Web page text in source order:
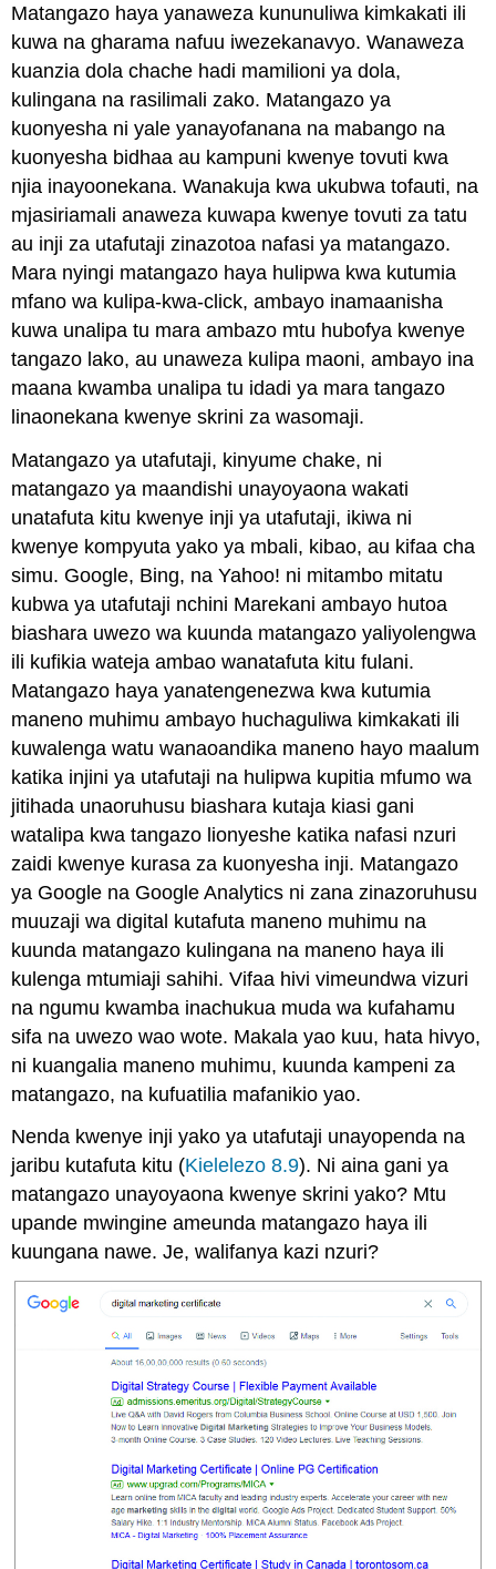
Matangazo haya yanaweza kununuliwa kimkakati ili
kuwa na gharama nafuu iwezekanavyo. Wanaweza
kuanzia dola chache hadi mamilioni ya dola,
kulingana na rasilimali zako. Matangazo ya
kuonyesha ni yale yanayofanana na mabango na
kuonyesha bidhaa au kampuni kwenye tovuti kwa
njia inayoonekana. Wanakuja kwa ukubwa tofauti, na
mjasiriamali anaweza kuwapa kwenye tovuti za tatu
au inji za utafutaji zinazotoa nafasi ya matangazo.
Mara nyingi matangazo haya hulipwa kwa kutumia
mfano wa kulipa-kwa-click, ambayo inamaanisha
kuwa unalipa tu mara ambazo mtu hubofya kwenye
tangazo lako, au unaweza kulipa maoni, ambayo ina
maana kwamba unalipa tu idadi ya mara tangazo
linaonekana kwenye skrini za wasomaji.
Matangazo ya utafutaji, kinyume chake, ni
matangazo ya maandishi unayoyaona wakati
unatafuta kitu kwenye inji ya utafutaji, ikiwa ni
kwenye kompyuta yako ya mbali, kibao, au kifaa cha
simu. Google, Bing, na Yahoo! ni mitambo mitatu
kubwa ya utafutaji nchini Marekani ambayo hutoa
biashara uwezo wa kuunda matangazo yaliyolengwa
ili kufikia wateja ambao wanatafuta kitu fulani.
Matangazo haya yanatengenezwa kwa kutumia
maneno muhimu ambayo huchaguliwa kimkakati ili
kuwalenga watu wanaoandika maneno hayo maalum
katika injini ya utafutaji na hulipwa kupitia mfumo wa
jitihada unaoruhusu biashara kutaja kiasi gani
watalipa kwa tangazo lionyeshe katika nafasi nzuri
zaidi kwenye kurasa za kuonyesha inji. Matangazo
ya Google na Google Analytics ni zana zinazoruhusu
muuzaji wa digital kutafuta maneno muhimu na
kuunda matangazo kulingana na maneno haya ili
kulenga mtumiaji sahihi. Vifaa hivi vimeundwa vizuri
na ngumu kwamba inachukua muda wa kufahamu
sifa na uwezo wao wote. Makala yao kuu, hata hivyo,
ni kuangalia maneno muhimu, kuunda kampeni za
matangazo, na kufuatilia mafanikio yao.
Nenda kwenye inji yako ya utafutaji unayopenda na
jaribu kutafuta kitu (Kielelezo 8.9). Ni aina gani ya
matangazo unayoyaona kwenye skrini yako? Mtu
upande mwingine ameunda matangazo haya ili
kuungana nawe. Je, walifanya kazi nzuri?